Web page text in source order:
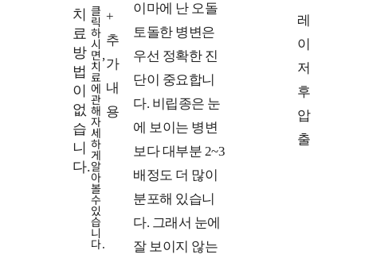
치
료
방
법
이
없
습
니
다.
클
릭
하
시
면,
치
료
에
관
해
자
세
하
게
알
아
볼
수
있
습
니
다.
+
추
가
내
용
이마에 난 오돌
토돌한 병변은
우선 정확한 진
단이 중요합니
다. 비립종은 눈
에 보이는 병변
보다 대부분 2~3
배정도 더 많이
분포해 있습니
다. 그래서 눈에
잘 보이지 않는
레
이
저
후
압
출